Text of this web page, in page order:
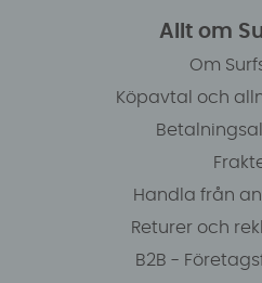
Allt om
Om
Köpavtal och
Handla från
Returer och
B2B -